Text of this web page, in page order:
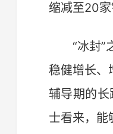
缩减至20家
“冰封”之
稳健增长、
辅导期的
士看来，能